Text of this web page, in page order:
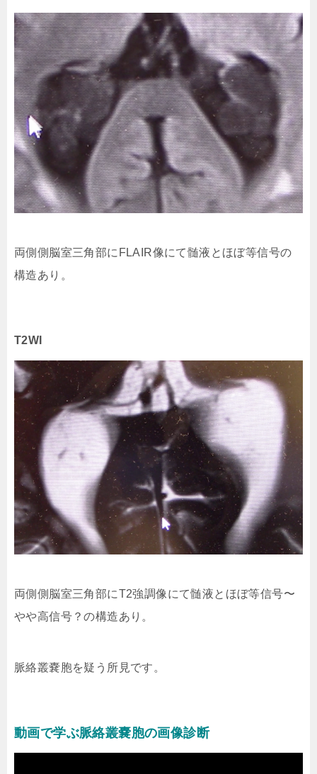
両側側脳室三角部にFLAIR像にて髄液とほぼ等信号の
構造あり。
T2WI
両側側脳室三角部にT2強調像にて髄液とほぼ等信号〜
やや高信号？の構造あり。
脈絡叢嚢胞を疑う所見です。
動画で学ぶ脈絡叢嚢胞の画像診断